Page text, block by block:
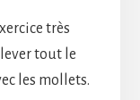
très
tout le
les mollets.